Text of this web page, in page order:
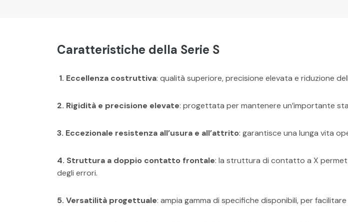
Caratteristiche della Serie S
1. Eccellenza costruttiva: qualità superiore, precisione elevata e riduzione
2. Rigidità e precisione elevate: progettata per mantenere un’importante
3. Eccezionale resistenza all’usura e all’attrito: garantisce una lunga vita
4. Struttura a doppio contatto frontale: la struttura di contatto a X
degli errori.
5. Versatilità progettuale: ampia gamma di specifiche disponibili, per